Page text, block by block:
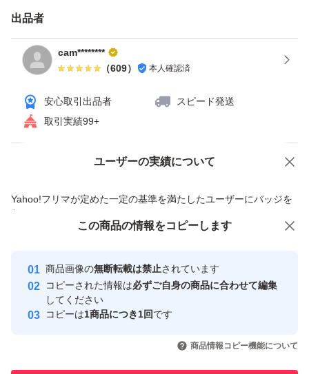
出品者
cam********
（609） 本人確認済
安心取引出品者
スピード発送
取引実績99+
ユーザーの実績について
Yahoo!フリマが定めた一定の基準を満たしたユーザーにバッジを
付与しています
安心取引出品者
心・安全なユーザーです
取引実績
引を完了させた実績があります
価格の相談 商品への質問
この商品の情報をコピーします
商品画像の無断転載は禁止されています
コピーされた情報は必ずご自身の商品に合わせて編集
してください
コピーは1商品につき1回です
商品情報コピー機能について
この商品をみている人にオススメ